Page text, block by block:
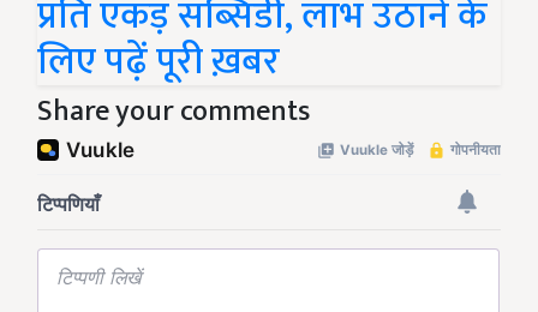
प्रति एकड़ सब्सिडी, लाभ उठाने के
लिए पढ़ें पूरी ख़बर
Share your comments